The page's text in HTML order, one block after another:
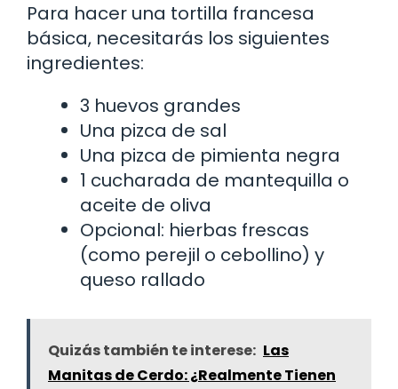
Para hacer una tortilla francesa
básica, necesitarás los siguientes
ingredientes:
3 huevos grandes
Una pizca de sal
Una pizca de pimienta negra
1 cucharada de mantequilla o
aceite de oliva
Opcional: hierbas frescas
(como perejil o cebollino) y
queso rallado
Quizás también te interese: Las
Manitas de Cerdo: ¿Realmente Tienen